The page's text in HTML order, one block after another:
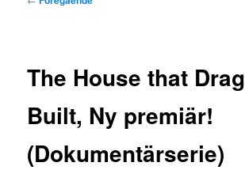
The House that
Built, Ny premiär!
(Dokumentärserie)